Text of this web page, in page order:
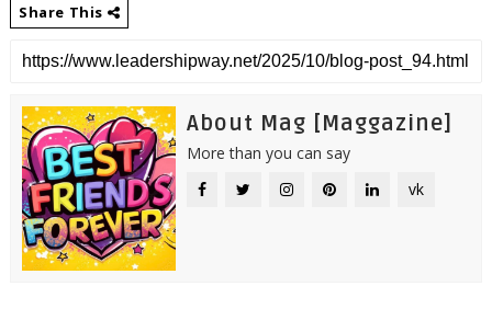
Share This
About Mag [Maggazine]
More than you can say
vk